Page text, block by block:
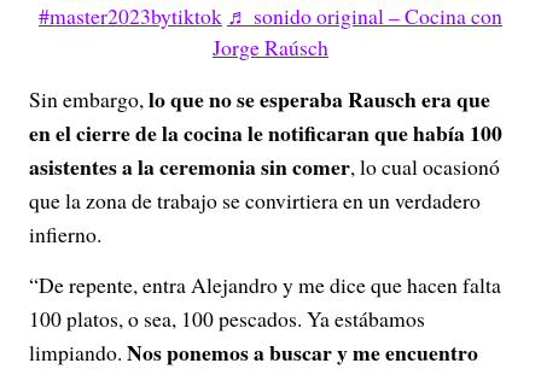
#master2023bytiktok ♬ sonido original – Cocina con
Jorge Raúsch
Sin embargo,lo que no se esperaba Rausch era que
en el cierre de la cocina le notificaran que había 100
asistentes a la ceremonia sin comer, lo cual ocasionó
que la zona de trabajo se convirtiera en un verdadero
infierno.
“De repente, entra Alejandro y me dice que hacen falta
100 platos, o sea, 100 pescados. Ya estábamos
limpiando. Nos ponemos a buscar y me encuentro